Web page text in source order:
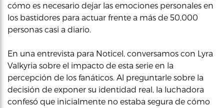
cómo es necesario dejar las emociones personales en
los bastidores para actuar frente a más de 50,000
personas casi a diario.
En una entrevista para Noticel, conversamos con Lyra
Valkyria sobre el impacto de esta serie en la
percepción de los fanáticos. Al preguntarle sobre la
decisión de exponer su identidad real, la luchadora
confesó que inicialmente no estaba segura de cómo